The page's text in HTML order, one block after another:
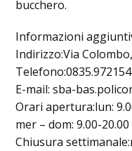
bucchero.
Informazioni
Indirizzo:Via
Telefono:0835.972154
E-mail: sba-
Orari apertura:lun:
mer – dom: 9.00-20.00
Chiusura